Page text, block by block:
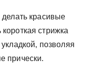
красивые
стрижка
позволяя
прически.